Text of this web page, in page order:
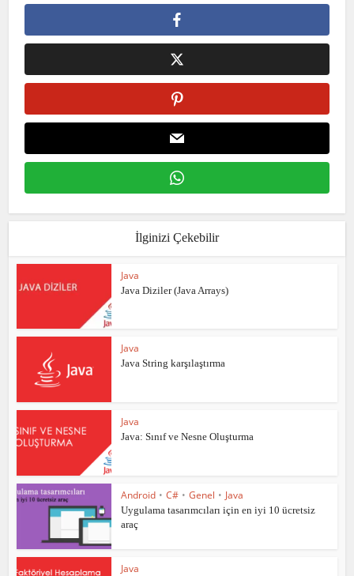
İlginizi Çekebilir
Java
Java Diziler (Java Arrays)
Java
Java String karşılaştırma
Java
Java: Sınıf ve Nesne Oluşturma
Android • C# • Genel • Java
Uygulama tasarımcıları için en iyi 10 ücretsiz
araç
Java